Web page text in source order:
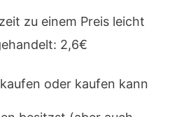
zu einem Preis leicht
2,6€
oder kaufen kann